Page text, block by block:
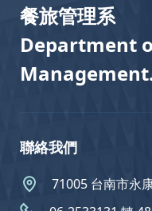
餐旅管理系
Department
聯絡我們
71005 台南市永